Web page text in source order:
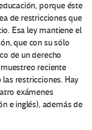
porque éste
de restricciones que
Esa ley mantiene el
que con su sólo
de un derecho
reciente
restricciones. Hay
exámenes
e inglés), además de